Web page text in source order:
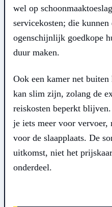
wel op
servicekosten; die kunnen
ogenschijnlijk goedkope
duur maken.
Ook een kamer net buiten
kan slim zijn, zolang de
reiskosten beperkt
je iets meer voor vervoer,
voor de slaapplaats. De
uitkomst, niet het
onderdeel.